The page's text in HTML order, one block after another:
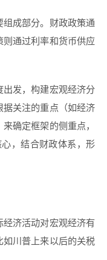
组成部分。财政政策通
通过利率和货币供应
出发，构建宏观经济分
据关注的重点（如经济
确定框架的侧重点，
，结合财政体系，形
经济活动对宏观经济有
如川普上来以后的关税